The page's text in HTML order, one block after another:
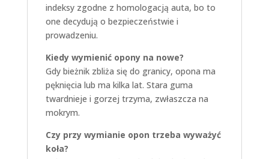
indeksy zgodne z homologacją auta, bo to
one decydują o bezpieczeństwie i
prowadzeniu.
Kiedy wymienić opony na nowe?
Gdy bieżnik zbliża się do granicy, opona ma
pęknięcia lub ma kilka lat. Stara guma
twardnieje i gorzej trzyma, zwłaszcza na
mokrym.
Czy przy wymianie opon trzeba wyważyć
koła?